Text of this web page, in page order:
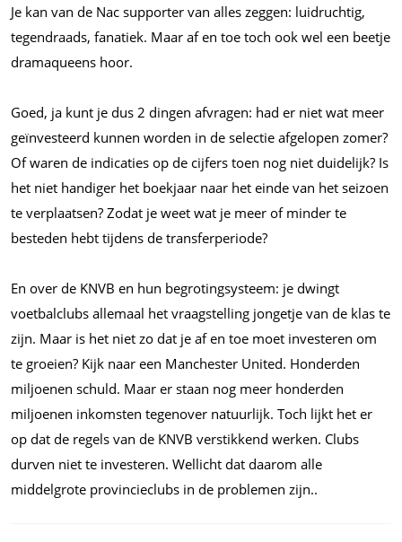
Je kan van de Nac supporter van alles zeggen: luidruchtig,
tegendraads, fanatiek. Maar af en toe toch ook wel een beetje
dramaqueens hoor.
Goed, ja kunt je dus 2 dingen afvragen: had er niet wat meer
geïnvesteerd kunnen worden in de selectie afgelopen zomer?
Of waren de indicaties op de cijfers toen nog niet duidelijk? Is
het niet handiger het boekjaar naar het einde van het seizoen
te verplaatsen? Zodat je weet wat je meer of minder te
besteden hebt tijdens de transferperiode?
En over de KNVB en hun begrotingsysteem: je dwingt
voetbalclubs allemaal het vraagstelling jongetje van de klas te
zijn. Maar is het niet zo dat je af en toe moet investeren om
te groeien? Kijk naar een Manchester United. Honderden
miljoenen schuld. Maar er staan nog meer honderden
miljoenen inkomsten tegenover natuurlijk. Toch lijkt het er
op dat de regels van de KNVB verstikkend werken. Clubs
durven niet te investeren. Wellicht dat daarom alle
middelgrote provincieclubs in de problemen zijn..